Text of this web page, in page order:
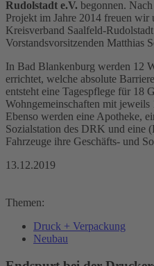
Rudolstadt e.V. begonnen.
Projekt im Jahre 2014 freuen
Kreisverband Saalfeld-
Vorstandsvorsitzenden Matthias
In Bad Blankenburg werden 12
errichtet, welche absolute
entsteht eine Tagespflege für 18
Wohngemein­schaften mit
Ebenso werden eine Apotheke,
Sozialstation des DRK und eine
Fahrzeuge ihre Geschäfts- und
13.12.2019
Themen:
Druck + Verpackung
Neubau